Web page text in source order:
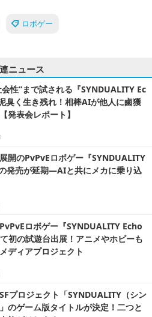
ロボゲー
ニュース
性”まで試される『SYNDUALITY Ec
臭く生き残れ！相棒AIが他人に鹵獲
発表会レポート】
開のPvPvEロボゲー『SYNDUALITY
発売が延期―AIと共にメカに乗り込
ロボゲー『SYNDUALITY Echo
初の試遊台出展！アニメやホビーも
ディアプロジェクト
プロジェクト「SYNDUALITY（シン
のゲーム版タイトルが決定！二つと